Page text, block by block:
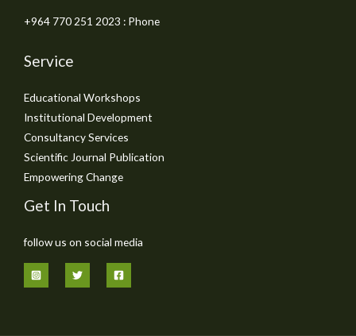
Phone : ⁦+964 770 251 2023⁩
Service
Educational Workshops
Institutional Development
Consultancy Services
Scientific Journal Publication
Empowering Change
Get In Touch
follow us on social media